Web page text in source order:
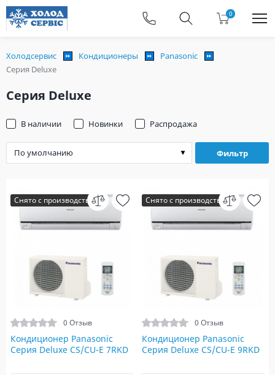
0
Холодсервис Кондиционеры
Panasonic
Серия Deluxe
Серия Deluxe
Фильтр
В наличии Новинки Распродажа
Снято с производства
0 Отзыв
Кондиционер Panasonic
Серия Deluxe CS/CU-E 7RKD
Снято с производства
0 Отзыв
Кондиционер Panasonic
Серия Deluxe CS/CU-E 9RKD